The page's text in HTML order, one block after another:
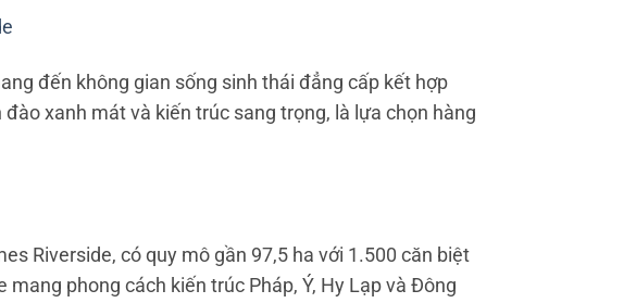
đến không gian sống sinh thái đẳng cấp kết hợp
xanh mát và kiến trúc sang trọng, là lựa chọn hàng
Riverside, có quy mô gần 97,5 ha với 1.500 căn biệt
phong cách kiến trúc Pháp, Ý, Hy Lạp và Đông